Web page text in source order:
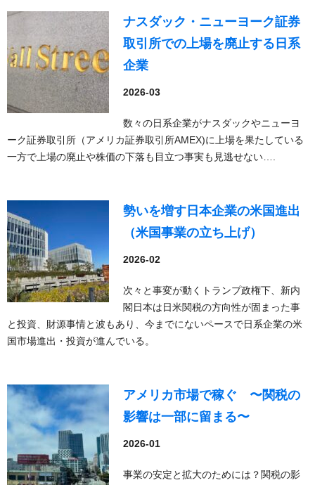
ナスダック・ニューヨーク証券
取引所での上場を廃止する日系
企業
2026-03
数々の日系企業がナスダックやニューヨ
ーク証券取引所（アメリカ証券取引所AMEX)に上場を果たしている
一方で上場の廃止や株価の下落も目立つ事実も見逃せない….
勢いを増す日本企業の米国進出
（米国事業の立ち上げ）
2026-02
次々と事変が動くトランプ政権下、新内
閣日本は日米関税の方向性が固まった事
と投資、財源事情と波もあり、今までにないペースで日系企業の米
国市場進出・投資が進んでいる。
アメリカ市場で稼ぐ 〜関税の
影響は一部に留まる〜
2026-01
事業の安定と拡大のためには？関税の影